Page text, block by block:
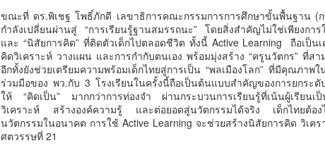
ขณะที่ ดร.พิเชฐ โพธิ์ภักดี เลขาธิการคณะกรรมการการศึกษาขั้นพื้นฐาน (ก
กำลังเปลี่ยนผ่านสู่ “การเรียนรู้ฐานสมรรถนะ” โดยสิ่งสำคัญไม่ใช่เพียงกา
และ “นิสัยการคิด” ที่ติดตัวเด็กไปตลอดชีวิต ทั้งนี้ Active Learning ถือเป็น
คิดวิเคราะห์ วางแผน และการกำกับตนเอง พร้อมมุ่งสร้าง “ครูนวัตกร” ที่ส
อีกทั้งยังช่วยเตรียมความพร้อมเด็กไทยสู่การเป็น “พลเมืองโลก” ที่มีคุณภ
ร่วมมือของ พว.กับ 3 โรงเรียนในครั้งนี้ถือเป็นต้นแบบสำคัญของการยกระ
ให้ “คิดเป็น” มากกว่าการท่องจำ ผ่านกระบวนการเรียนรู้ที่เน้นผู้เรียนเ
วิเคราะห์ สร้างองค์ความรู้ และต่อยอดสู่นวัตกรรมได้จริง เด็กไทยต้อง
นวัตกรรมในอนาคต การใช้ Active Learning จะช่วยสร้างนิสัยการคิด วิเค
ศตวรรษที่ 21
พิเศษ ศูนย์ห้องปฏิบัติการอ้างอิงชีวภาพ สถาบันห้องปฏิบัติกา
พร้อมคณะฯ ลงพื้นที่จังหวัดสมุทรปราการ กำแพงเพชร แล
ระหว่างวันที่ 4–6 สิงหาคม 2569 เพื่อติดตามความก้าวหน้า
เชิงลึกแก่ผู้ประกอบการที่เข้าร่วม โครงการเพิ่มประสิทธิภา
AUG
6
Thailand LAB INTERNATIONAL 2026 ผ
Bio+HealthTech INTERNATIONAL และ
INTERNATIONAL เปิดเวที AI ขับเคลื่อนน
วิทยาศาสตร์และสุขภาพ ยกระดับไทยสู่ศูน
อาเซียน
Thailand LAB INTERNATIONAL 2026 ผนึก